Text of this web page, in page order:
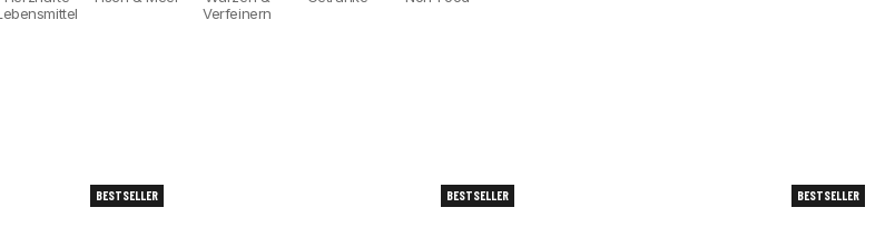
Verfeinern
BESTSELLER BESTSELLER BESTSELLER